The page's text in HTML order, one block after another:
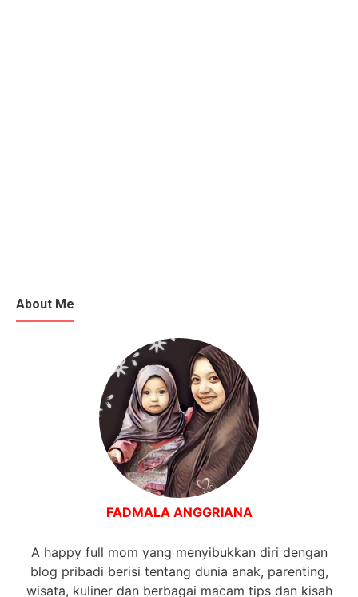
About Me
FADMALA ANGGRIANA
A happy full mom yang menyibukkan diri dengan
blog pribadi berisi tentang dunia anak, parenting,
wisata, kuliner dan berbagai macam tips dan kisah